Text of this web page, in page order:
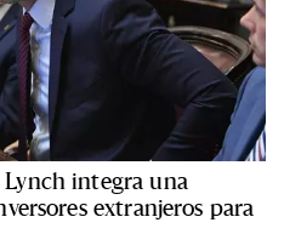
Lynch integra una
extranjeros para